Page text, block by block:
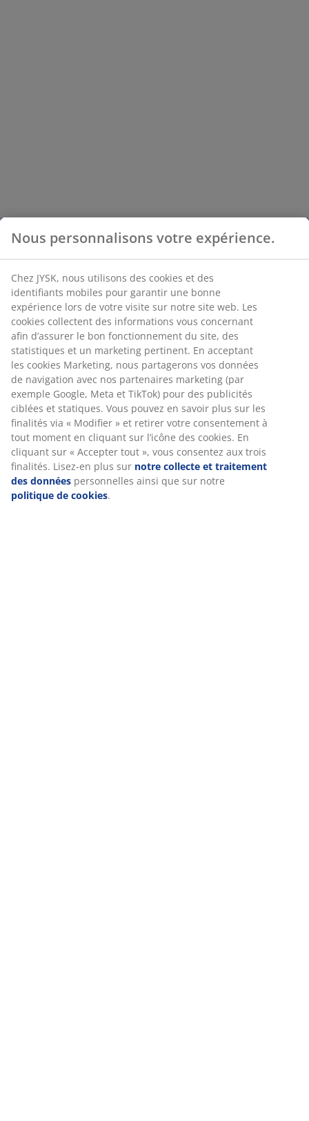
Nous personnalisons votre expérience.
Chez JYSK, nous utilisons des cookies et des
identifiants mobiles pour garantir une bonne
expérience lors de votre visite sur notre site web. Les
cookies collectent des informations vous concernant
afin d’assurer le bon fonctionnement du site, des
statistiques et un marketing pertinent. En acceptant
les cookies Marketing, nous partagerons vos données
de navigation avec nos partenaires marketing (par
exemple Google, Meta et TikTok) pour des publicités
ciblées et statiques. Vous pouvez en savoir plus sur les
finalités via « Modifier » et retirer votre consentement à
tout moment en cliquant sur l’icône des cookies. En
cliquant sur « Accepter tout », vous consentez aux trois
finalités. Lisez-en plus sur notre collecte et traitement
des données personnelles ainsi que sur notre
politique de cookies.